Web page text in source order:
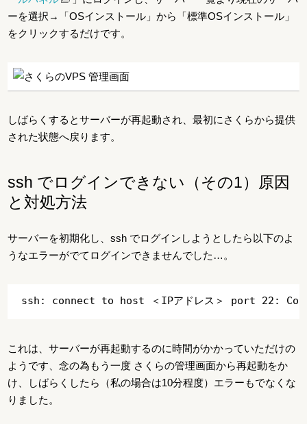
ーを選択→「OSインストール」から「標準OSインストール」
をクリックするだけです。
しばらくするとサーバーが再起動され、最初にさくらから提供
された状態へ戻ります。
ssh でログインできない（その1）原因
と対処方法
サーバーを初期化し、ssh でログインしようとしたら以下のよ
うなエラーがでてログインできませんでした…。
これは、サーバーが再起動するのに時間がかかっていただけの
ようです、念の為もう一度 さくらの管理画面から再起動をか
け、しばらくしたら（私の場合は10分程度）エラーもでなくな
りました。